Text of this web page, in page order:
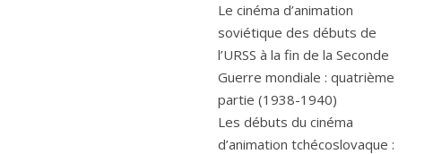
Le cinéma d’animation
soviétique des débuts de
l’URSS à la fin de la Seconde
Guerre mondiale : quatrième
partie (1938-1940)
Les débuts du cinéma
d’animation tchécoslovaque :